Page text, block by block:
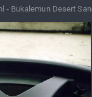
- Bukalemun Desert